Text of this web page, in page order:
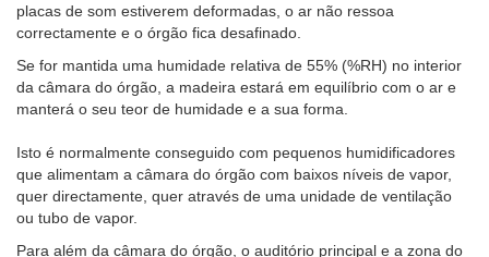
placas de som estiverem deformadas, o ar não ressoa
correctamente e o órgão fica desafinado.
Se for mantida uma humidade relativa de 55% (%RH) no interior
da câmara do órgão, a madeira estará em equilíbrio com o ar e
manterá o seu teor de humidade e a sua forma.
Isto é normalmente conseguido com pequenos humidificadores
que alimentam a câmara do órgão com baixos níveis de vapor,
quer directamente, quer através de uma unidade de ventilação
ou tubo de vapor.
Para além da câmara do órgão, o auditório principal e a zona do